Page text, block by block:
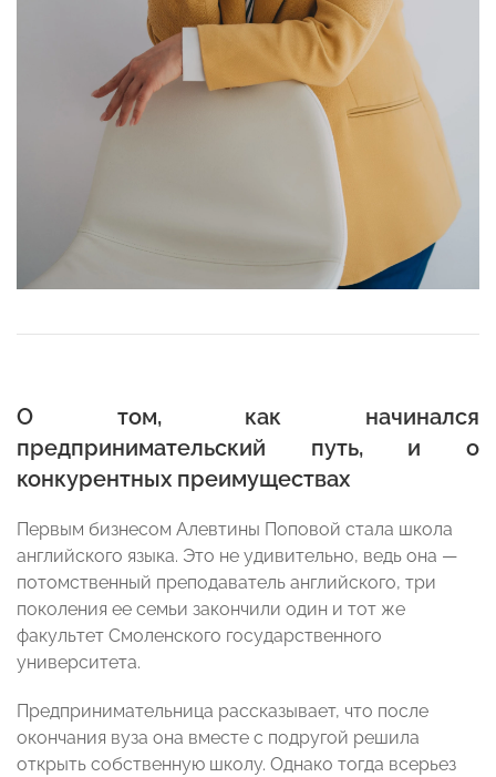
О том, как начинался
предпринимательский путь, и о
конкурентных преимуществах
Первым бизнесом Алевтины Поповой стала школа
английского языка. Это не удивительно, ведь она —
потомственный преподаватель английского, три
поколения ее семьи закончили один и тот же
факультет Смоленского государственного
университета.
Предпринимательница рассказывает, что после
окончания вуза она вместе с подругой решила
открыть собственную школу. Однако тогда всерьез